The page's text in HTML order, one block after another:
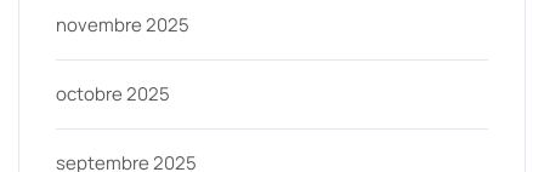
novembre 2025
octobre 2025
septembre 2025